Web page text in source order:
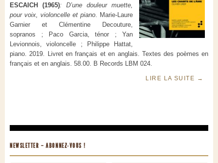
ESCAICH (1965): D’une douleur muette,
pour voix, violoncelle et piano. Marie-Laure
Garnier et Clémentine Decouture,
sopranos ; Paco Garcia, ténor ; Yan
Levionnois, violoncelle ; Philippe Hattat,
piano. 2019. Livret en français et en anglais. Textes des poèmes en
français et en anglais. 58.00. B Records LBM 024.
LIRE LA SUITE →
NEWSLETTER – ABONNEZ-VOUS !